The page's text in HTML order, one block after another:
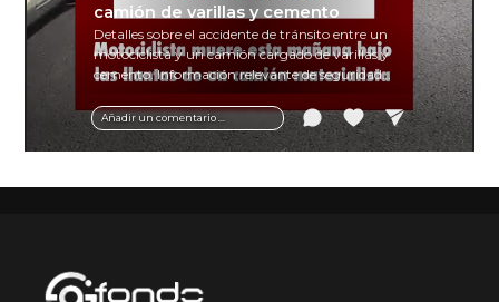
Añadir un comentario ...
camión de varillas y cemento
Detalles sobre el accidente de tránsito entre un
motociclista y un camión cargado de varillas y
cemento. Información relevante de seguridad
vial y recomendaciones para motociclistas.